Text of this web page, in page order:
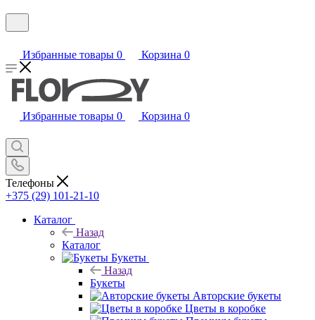
Избранные товары 0 Корзина 0
Избранные товары 0 Корзина 0
Телефоны
+375 (29) 101-21-10
Каталог
Назад
Каталог
Букеты
Назад
Букеты
Авторские букеты
Цветы в коробке